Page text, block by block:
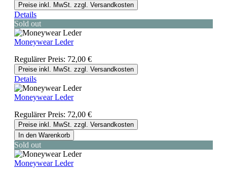
Preise inkl. MwSt. zzgl. Versandkosten
Details
Sold out
Moneywear Leder
Regulärer Preis: 72,00 €
Preise inkl. MwSt. zzgl. Versandkosten
Details
Moneywear Leder
Regulärer Preis: 72,00 €
Preise inkl. MwSt. zzgl. Versandkosten
In den Warenkorb
Sold out
Moneywear Leder